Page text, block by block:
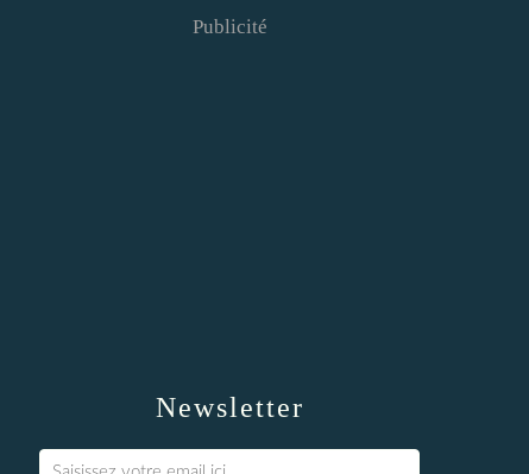
Newsletter
Publicité